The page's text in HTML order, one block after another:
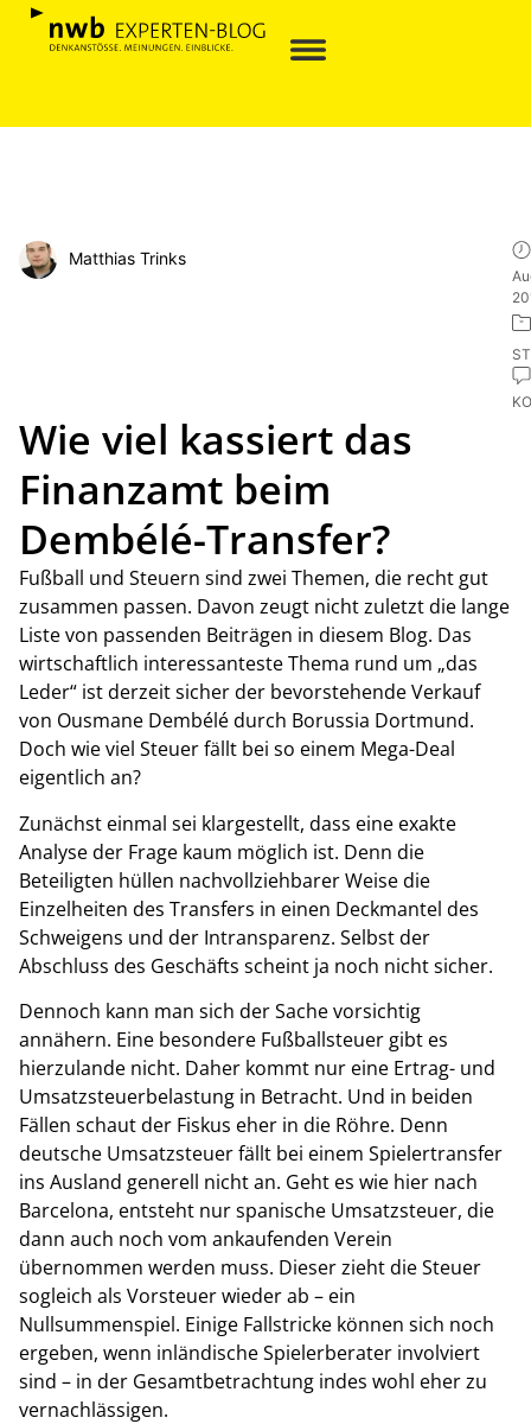
Matthias Trinks
Wie viel kassiert das
Finanzamt beim
Dembélé-Transfer?
Fußball und Steuern sind zwei Themen, die recht gut
zusammen passen. Davon zeugt nicht zuletzt die lange
Liste von passenden Beiträgen in diesem Blog. Das
wirtschaftlich interessanteste Thema rund um „das
Leder“ ist derzeit sicher der bevorstehende Verkauf
von Ousmane Dembélé durch Borussia Dortmund.
Doch wie viel Steuer fällt bei so einem Mega-Deal
eigentlich an?
Zunächst einmal sei klargestellt, dass eine exakte
Analyse der Frage kaum möglich ist. Denn die
Beteiligten hüllen nachvollziehbarer Weise die
Einzelheiten des Transfers in einen Deckmantel des
Schweigens und der Intransparenz. Selbst der
Abschluss des Geschäfts scheint ja noch nicht sicher.
Dennoch kann man sich der Sache vorsichtig
annähern. Eine besondere Fußballsteuer gibt es
hierzulande nicht. Daher kommt nur eine Ertrag- und
Umsatzsteuerbelastung in Betracht. Und in beiden
Fällen schaut der Fiskus eher in die Röhre. Denn
deutsche Umsatzsteuer fällt bei einem Spielertransfer
ins Ausland generell nicht an. Geht es wie hier nach
Barcelona, entsteht nur spanische Umsatzsteuer, die
dann auch noch vom ankaufenden Verein
übernommen werden muss. Dieser zieht die Steuer
sogleich als Vorsteuer wieder ab – ein
Nullsummenspiel. Einige Fallstricke können sich noch
ergeben, wenn inländische Spielerberater involviert
sind – in der Gesamtbetrachtung indes wohl eher zu
vernachlässigen.